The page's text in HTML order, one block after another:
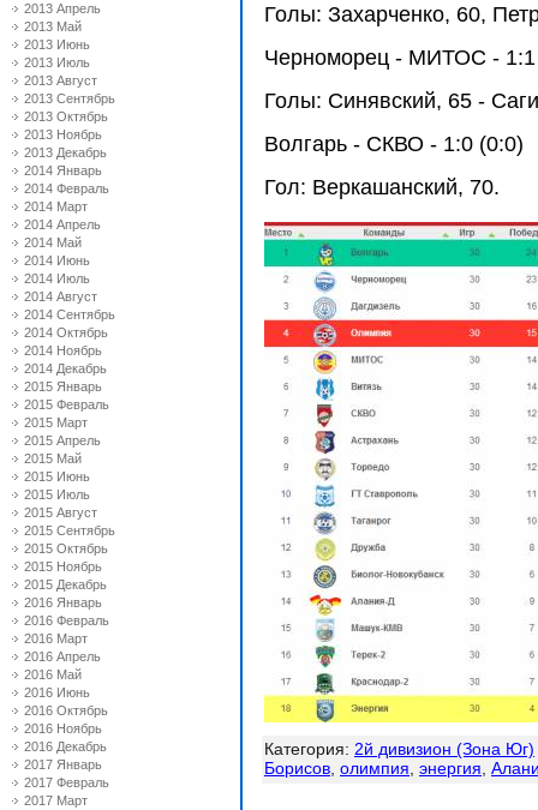
2013 Апрель
2013 Май
2013 Июнь
2013 Июль
2013 Август
2013 Сентябрь
2013 Октябрь
2013 Ноябрь
2013 Декабрь
2014 Январь
2014 Февраль
2014 Март
2014 Апрель
2014 Май
2014 Июнь
2014 Июль
2014 Август
2014 Сентябрь
2014 Октябрь
2014 Ноябрь
2014 Декабрь
2015 Январь
2015 Февраль
2015 Март
2015 Апрель
2015 Май
2015 Июнь
2015 Июль
2015 Август
2015 Сентябрь
2015 Октябрь
2015 Ноябрь
2015 Декабрь
2016 Январь
2016 Февраль
2016 Март
2016 Апрель
2016 Май
2016 Июнь
2016 Октябрь
2016 Ноябрь
2016 Декабрь
2017 Январь
2017 Февраль
2017 Март
Голы: Захарченко, 60,
Черноморец - МИТОС - 1:1
Голы: Синявский, 65 -
Волгарь - СКВО - 1:0 (0:0)
Гол: Веркашанский, 70.
Категория: 2й дивизион (Зона Юг)
Борисов олимпия энергия